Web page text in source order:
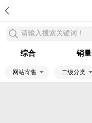
请输入搜索关键词！
综合 销量
网站寄售 二级分类